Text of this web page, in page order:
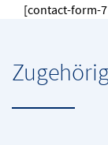
[contact-form-